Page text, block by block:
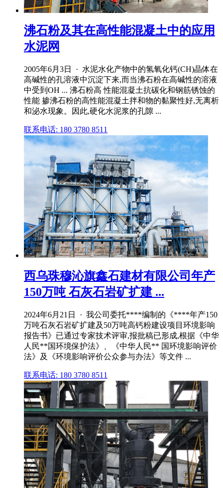
沸石粉及其在高性能混凝土中的应用
水泥网
2005年6月3日 · 水泥水化产物中的氢氧化钙(CH)晶体在
高碱性的孔溶液中沉淀下来,而当沸石粉在高碱性的溶液
中受到OH ... 沸石粉高 性能混凝土抗碳化和钢筋锈蚀的
性能 掺沸石粉的高性能混凝土拌和物的黏聚性好,无离析
和泌水现象。因此,硬化水泥浆的孔隙 ...
联系电话: 180 3780 8511
西乌珠穆沁旗鑫石建材有限公司年产
150万吨 石灰石岩矿扩建 ...
2024年6月21日 · 我公司委托****编制的《****年产150
万吨石灰石岩矿扩建及50万吨高钙粉建设项目环境影响
报告书》已通过专家技术评审,报批稿已形成,根据《中华
人民**国环境保护法》、《中华人民** 国环境影响评价
法》及《环境影响评价公众参与办法》等文件 ...
联系电话: 180 3780 8511